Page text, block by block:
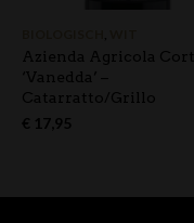
,
Azienda Agricola
‘Vanedda’ –
Catarratto/Grillo
€ 17,95